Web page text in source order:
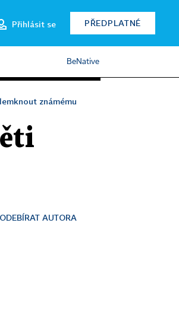
Přihlásit se PŘEDPLATNÉ
BeNative
známému
ODEBÍRAT AUTORA